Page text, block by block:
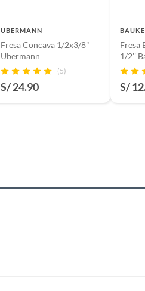
UBERMANN
Fresa Concava 1/2x3/8"
Ubermann
(5)
S/ 24.90
Fresa
1/2''
S/